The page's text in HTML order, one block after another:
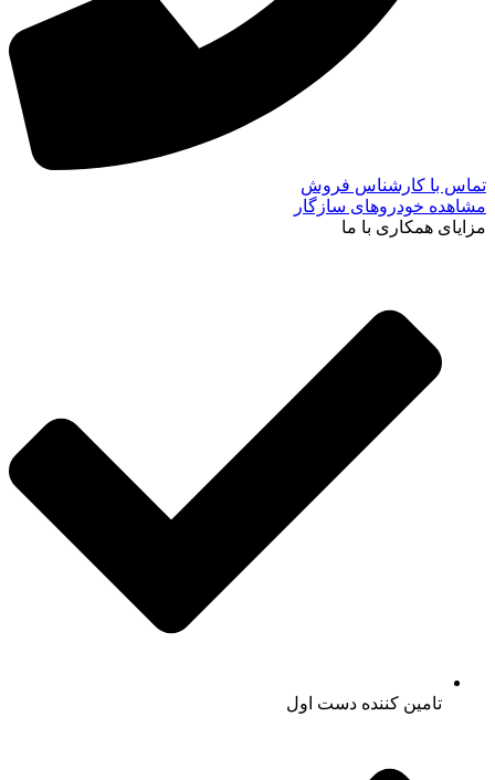
تماس با کارشناس فروش
مشاهده خودروهای سازگار
مزایای همکاری با ما
تامین کننده دست اول